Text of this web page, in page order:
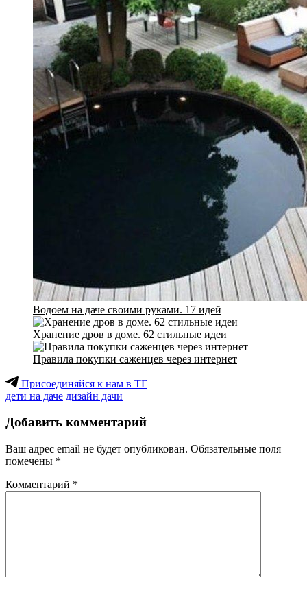
Водоем на даче своими руками. 17 идей
Хранение дров в доме. 62 стильные идеи
Правила покупки саженцев через интернет
Присоединяйся к нам в ТГ
дети на даче дизайн дачи
Добавить комментарий
Ваш адрес email не будет опубликован. Обязательные поля
помечены *
Комментарий *